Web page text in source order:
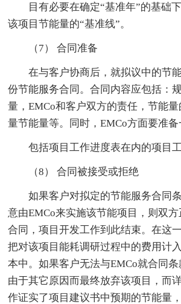
目有必要在确定“基准年”的基础
该项目节能量的“基准线”。
（7） 合同准备
在与客户协商后，就拟议中的节
份节能服务合同。合同内容应包括：
量，EMCo和客户双方的责任，节能
量节能量等。同时，EMCo方面要准备
包括项目工作进度表在内的项目工
（8） 合同被接受或拒绝
如果客户对拟定的节能服务合同
意由EMCo来实施该节能项目，则双
合同，项目开发工作到此结束。在这
把对该项目能耗调研过程中的费用计
本中。如果客户无法与EMCo就合同
由于其它原因而最终放弃该项目，而
作证实了项目建议书中预期的节能量